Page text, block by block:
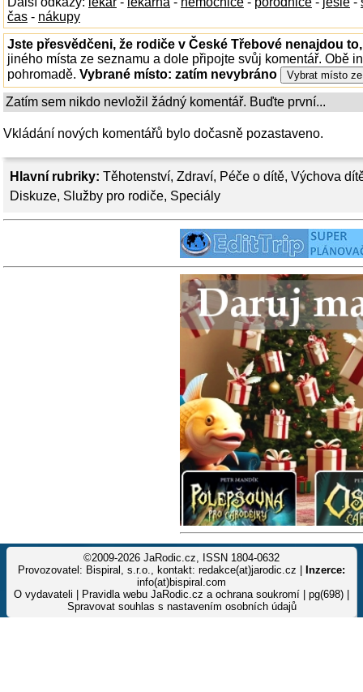
Hlavní rubriky: Těhotenství, Zdraví, Péče o dítě, Výchova
Diskuze, Služby pro rodiče, Speciály
čas - nákupy
Jste přesvědčeni, že rodiče v České Třebové nenajdou
jiného místa ze seznamu a dole připojte svůj komentář. Obě
pohromadě. Vybrané místo: zatím nevybráno
Zatím sem nikdo nevložil žádný komentář. Buďte první...
Vkládání nových komentářů bylo dočasně pozastaveno.
©2009-2026 JaRodic.cz, ISSN 1804-0632
Provozovatel: Bispiral, s.r.o., kontakt: redakce(at)jarodic.cz |
Inzerce:
info(at)bispiral.com
O vydavateli
Pravidla webu JaRodic.cz a ochrana soukromí | pg(698) |
Spravovat souhlas s nastavením osobních údajů